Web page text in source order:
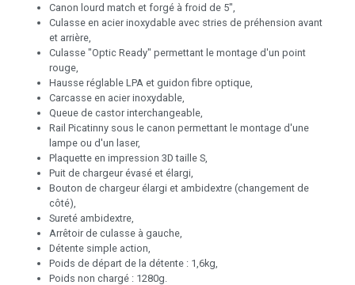
Canon lourd match et forgé à froid de 5",
Culasse en acier inoxydable avec stries de préhension avant
et arrière,
Culasse "Optic Ready" permettant le montage d'un point
rouge,
Hausse réglable LPA et guidon fibre optique,
Carcasse en acier inoxydable,
Queue de castor interchangeable,
Rail Picatinny sous le canon permettant le montage d'une
lampe ou d'un laser,
Plaquette en impression 3D taille S,
Puit de chargeur évasé et élargi,
Bouton de chargeur élargi et ambidextre (changement de
côté),
Sureté ambidextre,
Arrêtoir de culasse à gauche,
Détente simple action,
Poids de départ de la détente : 1,6kg,
Poids non chargé : 1280g.